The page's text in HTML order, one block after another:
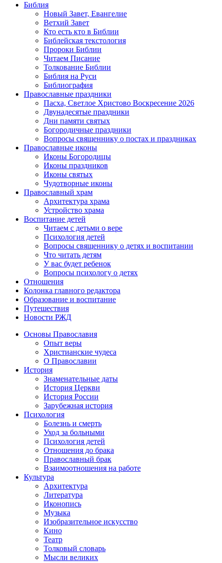
Библия
Новый Завет, Евангелие
Ветхий Завет
Кто есть кто в Библии
Библейская текстология
Пророки Библии
Читаем Писание
Толкование Библии
Библия на Руси
Библиография
Православные праздники
Пасха, Светлое Христово Воскресение 2026
Двунадесятые праздники
Дни памяти святых
Богородичные праздники
Вопросы священнику о постах и праздниках
Православные иконы
Иконы Богородицы
Иконы праздников
Иконы святых
Чудотворные иконы
Православный храм
Архитектура храма
Устройство храма
Воспитание детей
Читаем с детьми о вере
Психология детей
Вопросы священнику о детях и воспитании
Что читать детям
У вас будет ребенок
Вопросы психологу о детях
Отношения
Колонка главного редактора
Образование и воспитание
Путешествия
Новости РЖД
Основы Православия
Опыт веры
Христианские чудеса
О Православии
История
Знаменательные даты
История Церкви
История России
Зарубежная история
Психология
Болезнь и смерть
Уход за больными
Психология детей
Отношения до брака
Православный брак
Взаимоотношения на работе
Культура
Архитектура
Литература
Иконопись
Музыка
Изобразительное искусство
Кино
Театр
Толковый словарь
Мысли великих